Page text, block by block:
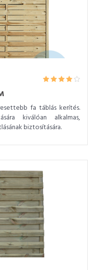
fa táblás kerítés.
kiválóan alkalmas,
biztosítására.